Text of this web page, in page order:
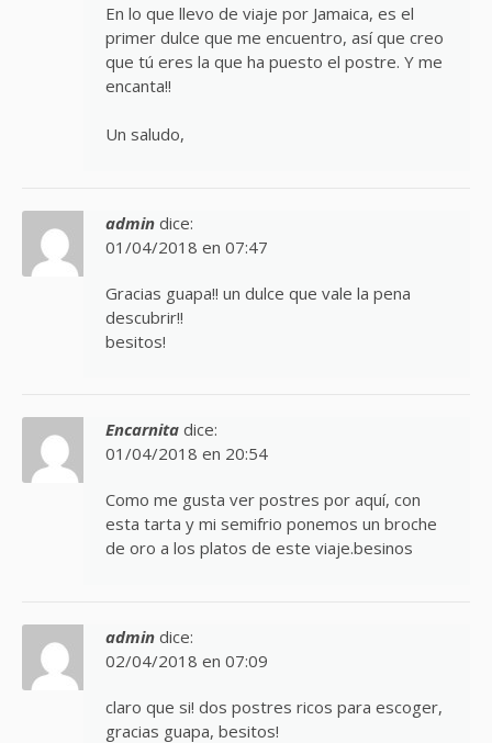
En lo que llevo de viaje por Jamaica, es el
primer dulce que me encuentro, así que creo
que tú eres la que ha puesto el postre. Y me
encanta!!
Un saludo,
admin dice:
01/04/2018 en 07:47
Gracias guapa!! un dulce que vale la pena
descubrir!!
besitos!
Encarnita dice:
01/04/2018 en 20:54
Como me gusta ver postres por aquí, con
esta tarta y mi semifrio ponemos un broche
de oro a los platos de este viaje.besinos
admin dice:
02/04/2018 en 07:09
claro que si! dos postres ricos para escoger,
gracias guapa, besitos!